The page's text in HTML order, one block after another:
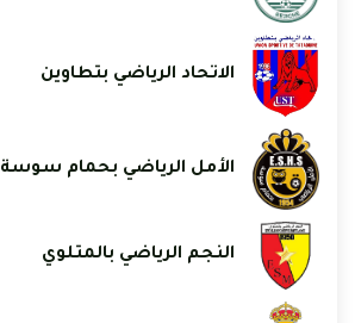
الاتحاد الرياضي بتطاوين
الأمل الرياضي بحمام سوسة
النجم الرياضي بالمتلوي